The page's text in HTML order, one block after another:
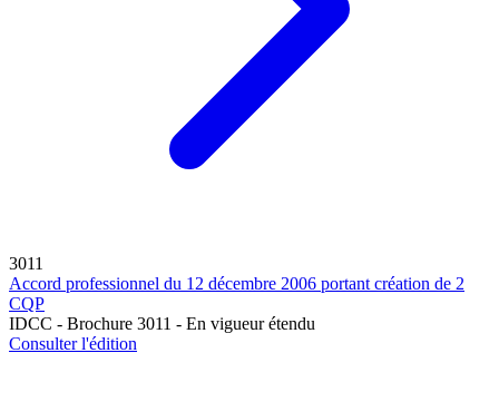
3011
Accord professionnel du 12 décembre 2006 portant création de 2
CQP
IDCC - Brochure 3011 - En vigueur étendu
Consulter l'édition